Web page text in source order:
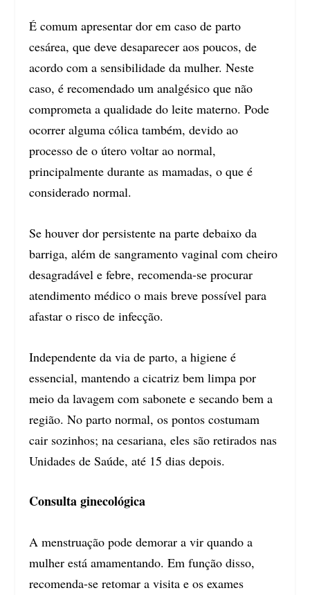
É comum apresentar dor em caso de parto
cesárea, que deve desaparecer aos poucos, de
acordo com a sensibilidade da mulher. Neste
caso, é recomendado um analgésico que não
comprometa a qualidade do leite materno. Pode
ocorrer alguma cólica também, devido ao
processo de o útero voltar ao normal,
principalmente durante as mamadas, o que é
considerado normal.
Se houver dor persistente na parte debaixo da
barriga, além de sangramento vaginal com cheiro
desagradável e febre, recomenda-se procurar
atendimento médico o mais breve possível para
afastar o risco de infecção.
Independente da via de parto, a higiene é
essencial, mantendo a cicatriz bem limpa por
meio da lavagem com sabonete e secando bem a
região. No parto normal, os pontos costumam
cair sozinhos; na cesariana, eles são retirados nas
Unidades de Saúde, até 15 dias depois.
Consulta ginecológica
A menstruação pode demorar a vir quando a
mulher está amamentando. Em função disso,
recomenda-se retomar a visita e os exames